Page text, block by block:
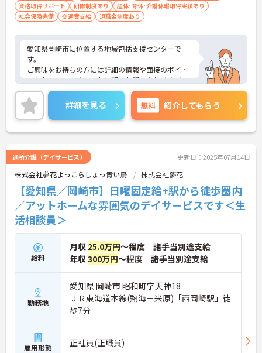
資格取得サポート
研修制度あり
産休･育休･介護休暇取得実績あり
社会保険完備
交通費支給 退職金制度あり
愛知県岡崎市に位置する地域包括支援センターで
す。
ご興味をお持ちの方には詳細の情報や面接のポイン
トをお伝えしますのでお気軽にお問い合わせくださ
いませ。
詳細を見る 無料 紹介してもらう
通所介護（デイサービス） 更新日：2025年07月14日
株式会社夢花よっこらしょっ青い鳥 株式会社夢花
【愛知県／岡崎市】日曜固定給+駅から徒歩圏内
／アットホームな雰囲気のデイサービスです＜生
活相談員＞
給料
月収 25.0万円～程度 諸手当別途支給
年収300万円～程度 諸手当別途支給
勤務地
愛知県 岡崎市 昭和町字天神18
ＪＲ東海道本線(熱海－米原)「西岡崎駅」徒
歩7分
雇用形態 正社員(正職員)